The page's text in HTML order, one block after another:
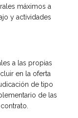
máximos a
y actividades
a las propias
en la oferta
de tipo
de las